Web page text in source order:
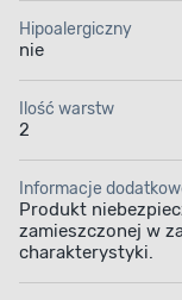
Hipoalergiczny
nie
Ilość warstw
2
Informacje
Produkt
zamieszczonej w
charakterystyki.